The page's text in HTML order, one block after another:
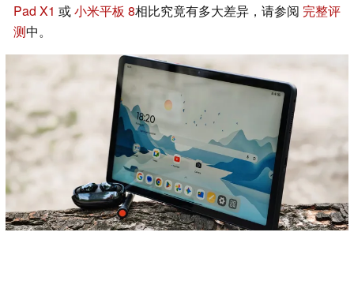
Pad X1 或小米平板 8相比究竟有多大差异，请参阅 完整评
测中。